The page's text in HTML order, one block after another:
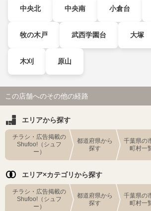
中央北 中央南 小倉台
牧の木戸 武西学園台 大塚
木刈 原山
この店舗へのその他の経路
エリアから探す
チラシ・広告掲載の
Shufoo!（シュフ
ー）
都道府県から
探す
千葉県の
町村一
エリア×カテゴリから探す
チラシ・広告掲載の
Shufoo!（シュフ
ー）
都道府県から
探す
千葉県の
町村一